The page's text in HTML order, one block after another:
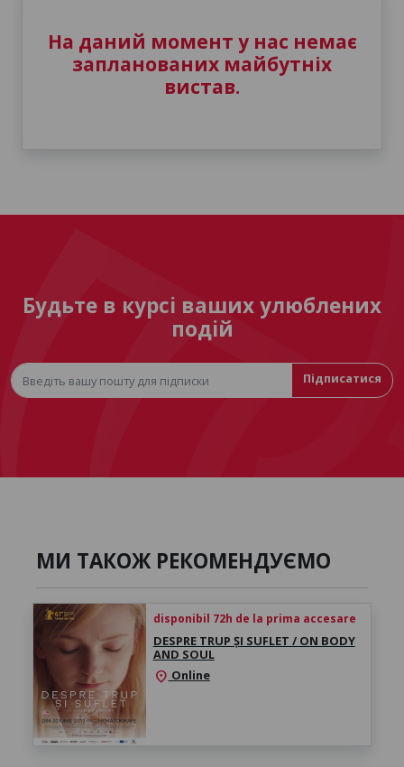
На даний момент у нас немає
запланованих майбутніх
вистав.
Будьте в курсі ваших улюблених
подій
Підписатися
МИ ТАКОЖ РЕКОМЕНДУЄМО
disponibil 72h de la prima accesare
DESPRE TRUP ȘI SUFLET / ON BODY
AND SOUL
location_on Online